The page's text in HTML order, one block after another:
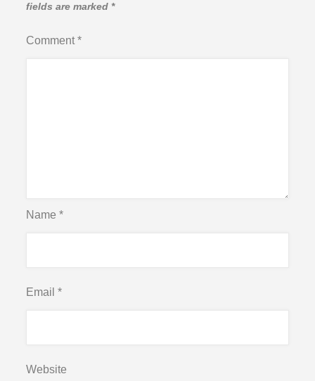
fields are marked *
Comment*
Name*
Email*
Website